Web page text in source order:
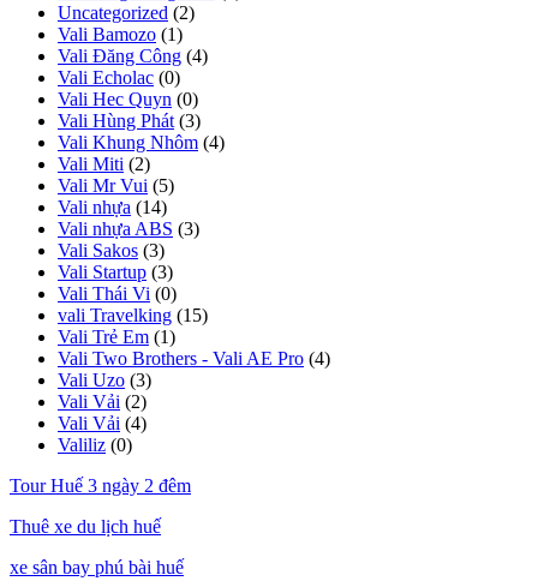
Uncategorized (2)
Vali Bamozo (1)
Vali Đăng Công (4)
Vali Echolac (0)
Vali Hec Quyn (0)
Vali Hùng Phát (3)
Vali Khung Nhôm (4)
Vali Miti (2)
Vali Mr Vui (5)
Vali nhựa (14)
Vali nhựa ABS (3)
Vali Sakos (3)
Vali Startup (3)
Vali Thái Vi (0)
vali Travelking (15)
Vali Trẻ Em (1)
Vali Two Brothers - Vali AE Pro (4)
Vali Uzo (3)
Vali Vải (2)
Vali Vải (4)
Valiliz (0)
Tour Huế 3 ngày 2 đêm
Thuê xe du lịch huế
xe sân bay phú bài huế